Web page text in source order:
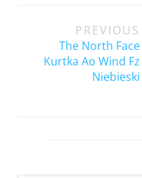
navigationPREVIOUS
The North Face
Kurtka Ao Wind Fz
Niebieski